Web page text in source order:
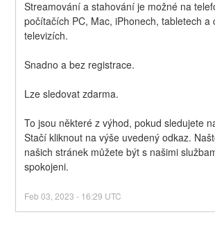
Streamování a stahování je možné na
počítačích PC, Mac, iPhonech, tabletech a
televizích.
Snadno a bez registrace.
Lze sledovat zdarma.
To jsou některé z výhod, pokud sledujete
Stačí kliknout na výše uvedený odkaz.
našich stránek můžete být s našimi
spokojeni.
Feb03 ,2023 - 16:29 UTC